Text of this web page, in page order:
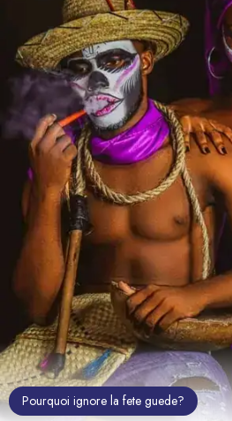
Pourquoi ignore la fete guede?